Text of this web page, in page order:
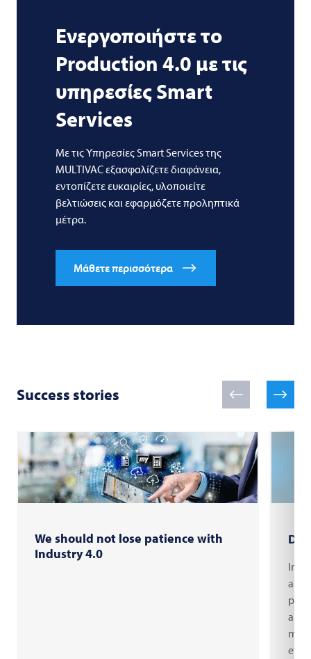
Ενεργοποιήστε το
Production 4.0 με τις
υπηρεσίες Smart
Services
Με τις Υπηρεσίες Smart Services της
MULTIVAC εξασφαλίζετε διαφάνεια,
εντοπίζετε ευκαιρίες, υλοποιείτε
βελτιώσεις και εφαρμόζετε προληπτικά
μέτρα.
Μάθετε περισσότερα
Success stories
We should not lose patience with
Industry 4.0
In